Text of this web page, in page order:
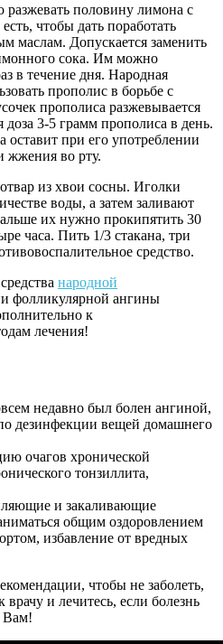
разжевать половину лимона с
чтобы дать поработать
маслам. Допускается заменить
сока. Им можно
в течение дня. Народная
прополис в борьбе с
прополиса разжевывается
3-5 грамм прополиса в день.
оставит при его употреблении
жжения во рту.
из хвои сосны. Иголки
воды, а затем заливают
их нужно прокипятить 30
часа. Пить 1/3 стакана, три
средство.
народной
фолликулярной ангины
к
лечения!
недавно был болен ангиной,
дезинфекции вещей домашнего
очагов хронической
тонзиллита,
и закаливающие
общим оздоровлением
избавление от вредных
чтобы не заболеть,
и лечитесь, если болезнь
Вам!